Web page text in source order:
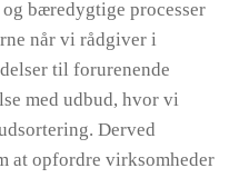
bæredygtige processer
når vi rådgiver i
til forurenende
med udbud, hvor vi
Derved
at opfordre virksomheder